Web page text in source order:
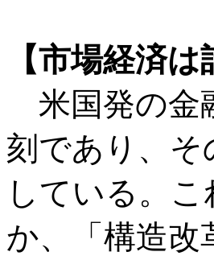
【市場経済
米国発の金
刻であり、そ
している。
か、「構造改